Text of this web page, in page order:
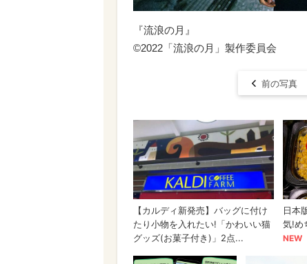
『流浪の月』
©2022「流浪の月」製作委員会
前の写真